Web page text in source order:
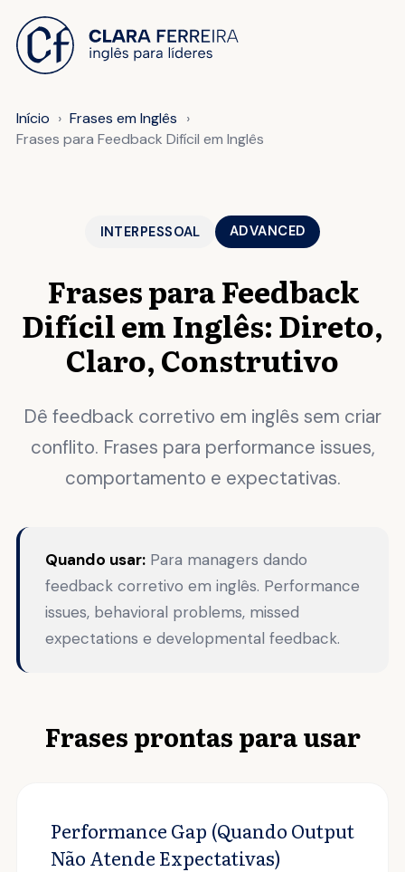
Início
Frases em Inglês
Frases para Feedback Difícil em Inglês
INTERPESSOAL ADVANCED
Frases para Feedback
Difícil em Inglês: Direto,
Claro, Construtivo
Dê feedback corretivo em inglês sem criar
conflito. Frases para performance issues,
comportamento e expectativas.
Quando usar:Para managers dando
feedback corretivo em inglês. Performance
issues, behavioral problems, missed
expectations e developmental feedback.
Frases prontas para usar
Performance Gap (Quando Output
Não Atende Expectativas)